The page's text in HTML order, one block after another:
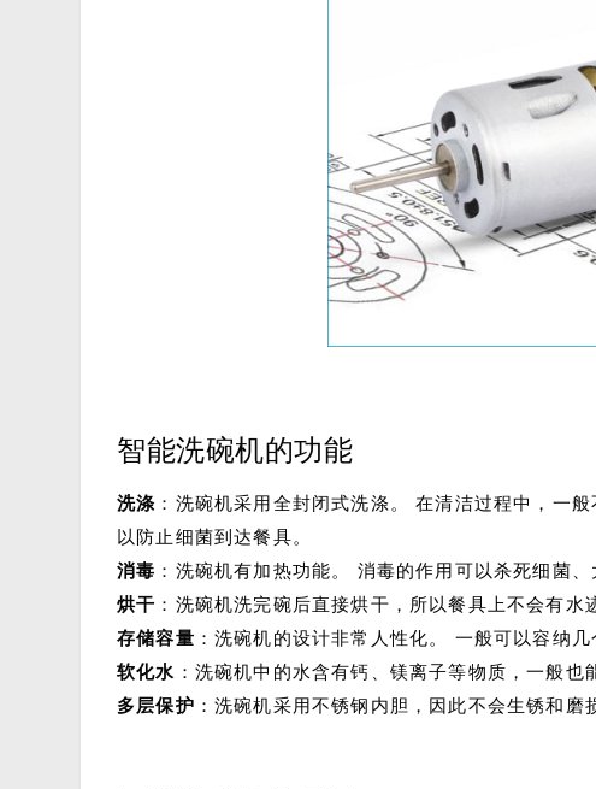
智能洗碗机的功能
洗涤 ：洗碗机采用全封闭式洗涤。 在清洁过程中，一
以防止细菌到达餐具。
消毒 ：洗碗机有加热功能。 消毒的作用可以杀死细菌
烘干 ：洗碗机洗完碗后直接烘干，所以餐具上不会有水
存储容量 ：洗碗机的设计非常人性化。 一般可以容纳
软化水 ：洗碗机中的水含有钙、镁离子等物质，一般也
多层保护 ：洗碗机采用不锈钢内胆，因此不会生锈和磨